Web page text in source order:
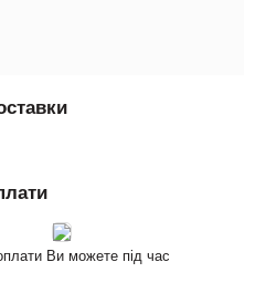
Ви можете під час